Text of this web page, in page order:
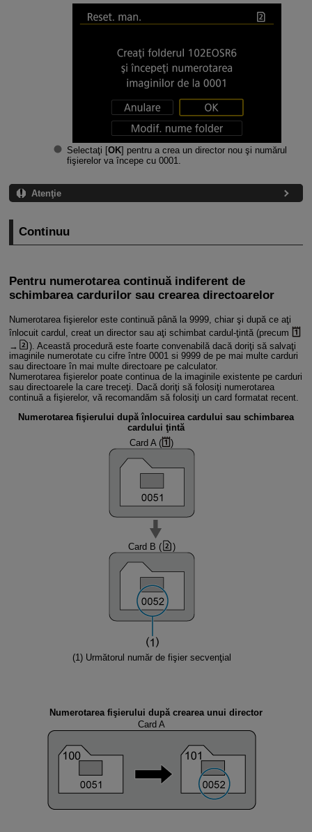
Selectaţi [OK] pentru a crea un director nou şi numărul
fişierelor va începe cu 0001.
Atenţie
Continuu
Pentru numerotarea continuă indiferent de
schimbarea cardurilor sau crearea directoarelor
Numerotarea fişierelor este continuă până la 9999, chiar şi după ce aţi
înlocuit cardul, creat un director sau aţi schimbat cardul-ţintă (precum
→
). Această procedură este foarte convenabilă dacă doriţi să salvaţi
imaginile numerotate cu cifre între 0001 si 9999 de pe mai multe carduri
sau directoare în mai multe directoare pe calculator.
Numerotarea fişierelor poate continua de la imaginile existente pe carduri
sau directoarele la care treceţi. Dacă doriţi să folosiţi numerotarea
continuă a fişierelor, vă recomandăm să folosiţi un card formatat recent.
Numerotarea fişierului după înlocuirea cardului sau schimbarea
cardului ţintă
Card A (
)
Card B ( )
(1) Următorul număr de fişier secvenţial
Numerotarea fişierului după crearea unui director
Card A